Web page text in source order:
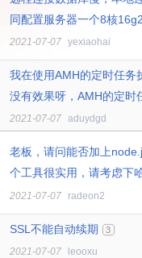
同配置服务器一个8核
2021-07-07 yexiaohai
我在使用AMH的定时任务
没有效果呀，AMH的定时
2021-07-07 aduydgd
老板，请问能否加上
个工具很实用，请考虑下
2021-07-07 radeon2
SSL不能自动续期 3
2021-07-07 leooxu